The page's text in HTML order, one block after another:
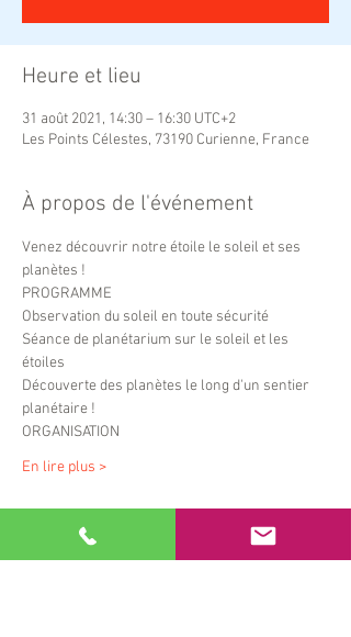
Heure et lieu
31 août 2021, 14:30 – 16:30 UTC+2
Les Points Célestes, 73190 Curienne, France
À propos de l'événement
Venez découvrir notre étoile le soleil et ses
planètes !
PROGRAMME
Observation du soleil en toute sécurité
Séance de planétarium sur le soleil et les
étoiles
Découverte des planètes le long d'un sentier
planétaire !
ORGANISATION
En lire plus >
Partager cet événement